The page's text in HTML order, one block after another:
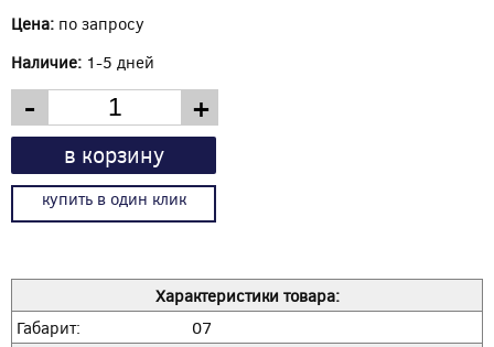
Цена: по запросу
Наличие: 1-5 дней
- +
в корзину
купить в один клик
Характеристики товара:
Габарит:
07